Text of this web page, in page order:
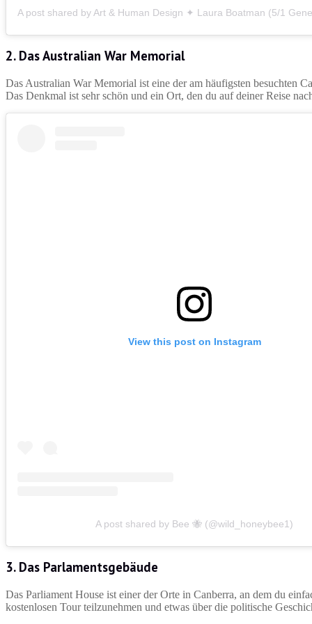
2. Das Australian War Memorial
Das Australian War Memorial ist eine der am häufigsten besuchten
Das Denkmal ist sehr schön und ein Ort, den du auf deiner Reise
View this post on Instagram
A post shared by Bee 🐝 (@wild_honeybee1)
3. Das Parlamentsgebäude
Das Parliament House ist einer der Orte in Canberra, an dem du
kostenlosen Tour teilzunehmen und etwas über die politische